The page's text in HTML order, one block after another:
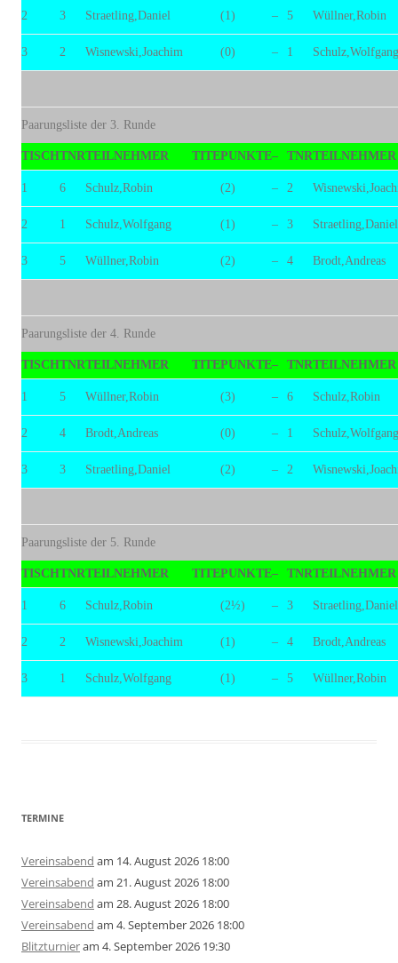
2 3 Straetling,Daniel (1) – 5 Wüllner,Robin
3 2 Wisnewski,Joachim (0) – 1 Schulz,Wolfgang
Paarungsliste der 3. Runde
TISCHTNRTEILNEHMER TITEPUNKTE– TNRTEILNEHMER
1 6 Schulz,Robin (2) – 2
2 1 Schulz,Wolfgang (1) – 3 Straetling,Daniel
3 5 Wüllner,Robin (2) – 4 Brodt,Andreas
Paarungsliste der 4. Runde
TISCHTNRTEILNEHMER TITEPUNKTE– TNRTEILNEHMER
1 5 Wüllner,Robin (3) – 6 Schulz,Robin
2 4 Brodt,Andreas (0) – 1 Schulz,Wolfgang
3 3 Straetling,Daniel (2) – 2
Paarungsliste der 5. Runde
TISCHTNRTEILNEHMER TITEPUNKTE– TNRTEILNEHMER
1 6 Schulz,Robin (2½) – 3 Straetling,Daniel
2 2 Wisnewski,Joachim (1) – 4 Brodt,Andreas
3 1 Schulz,Wolfgang (1) – 5 Wüllner,Robin
TERMINE
Vereinsabend am 14. August 2026 18:00
Vereinsabend am 21. August 2026 18:00
Vereinsabend am 28. August 2026 18:00
Vereinsabend am 4. September 2026 18:00
Blitzturnieram 4. September 2026 19:30